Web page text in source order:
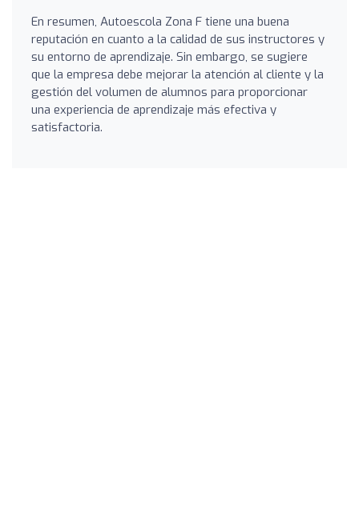
En resumen, Autoescola Zona F tiene una buena
reputación en cuanto a la calidad de sus instructores y
su entorno de aprendizaje. Sin embargo, se sugiere
que la empresa debe mejorar la atención al cliente y la
gestión del volumen de alumnos para proporcionar
una experiencia de aprendizaje más efectiva y
satisfactoria.